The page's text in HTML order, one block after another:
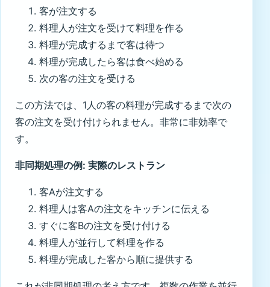
客が注文する
料理人が注文を受けて料理を作る
料理が完成するまで客は待つ
料理が完成したら客は食べ始める
次の客の注文を受ける
この方法では、1人の客の料理が完成するまで次の
客の注文を受け付けられません。非常に非効率で
す。
非同期処理の例: 実際のレストラン
客Aが注文する
料理人は客Aの注文をキッチンに伝える
すぐに客Bの注文を受け付ける
料理人が並行して料理を作る
料理が完成した客から順に提供する